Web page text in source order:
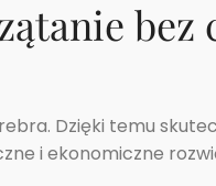
bez
Dzięki temu
i ekonomiczne